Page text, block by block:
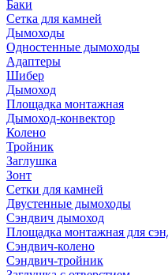
Баки
Сетка для камней
Дымоходы
Одностенные дымоходы
Адаптеры
Шибер
Дымоход
Площадка монтажная
Дымоход-конвектор
Колено
Тройник
Заглушка
Зонт
Сетки для камней
Двустенные дымоходы
Сэндвич дымоход
Площадка монтажная для
Сэндвич-колено
Сэндвич-тройник